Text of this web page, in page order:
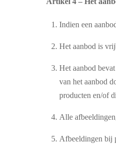
Indien een
Het aanbod is
Het aanbod
van het aanbod
producten en/of
Alle
Afbeeldingen bij